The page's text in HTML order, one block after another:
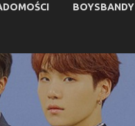
BOYSBANDY